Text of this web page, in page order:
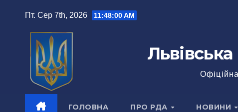
Пт. Сер 7th, 2026 11:48:01 AM
ГОЛОВНА ПРО РДА НОВИНИ